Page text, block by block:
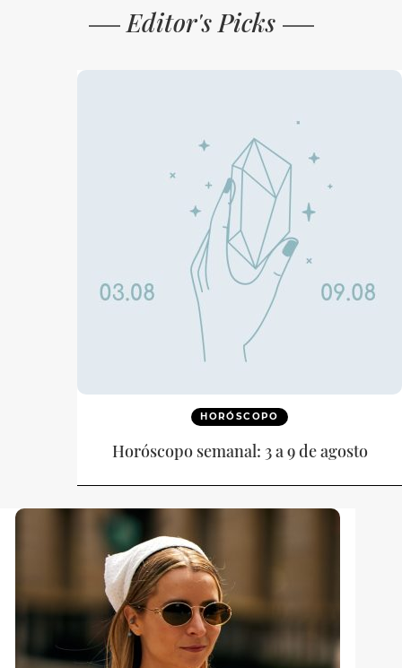
Editor's Picks
HORÓSCOPO
Horóscopo semanal: 3 a 9 de agosto